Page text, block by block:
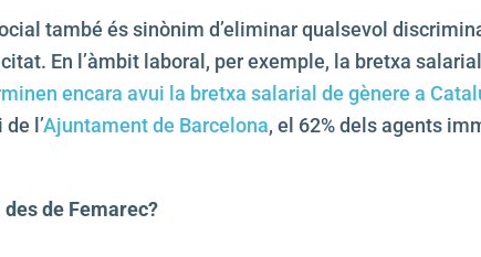
també és sinònim d’eliminar qualsevol
En l’àmbit laboral, per exemple, la bretxa
encara avui la bretxa salarial de gènere a
l’Ajuntament de Barcelona, el 62% dels agents
de Femarec?